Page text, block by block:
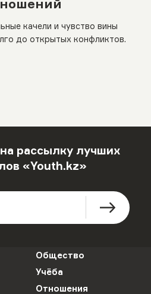
качели и чувство вины
до открытых конфликтов.
рассылку лучших
«Youth.kz»
Общество
Учёба
Отношения